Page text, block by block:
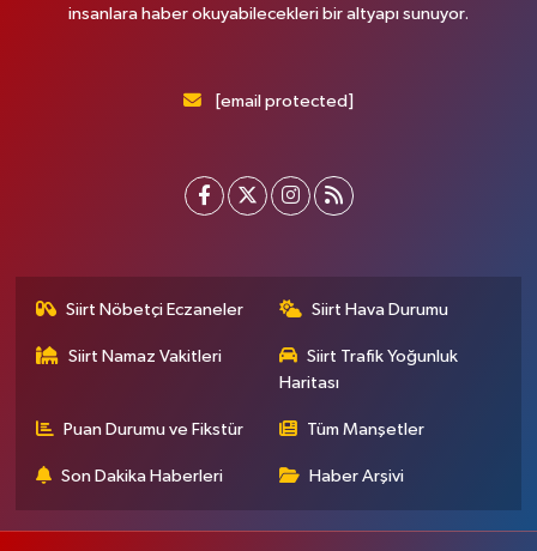
insanlara haber okuyabilecekleri bir altyapı sunuyor.
[email protected]
Siirt Nöbetçi Eczaneler Siirt Hava Durumu
Siirt Namaz Vakitleri
Siirt Trafik Yoğunluk
Haritası
Puan Durumu ve Fikstür Tüm Manşetler
Son Dakika Haberleri Haber Arşivi